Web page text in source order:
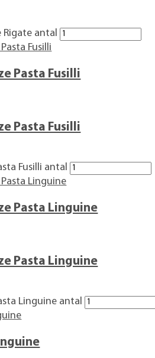
Rigate antal
Pasta Fusilli
Pasta Fusilli
Fusilli antal
Pasta Linguine
Pasta Linguine
Linguine antal